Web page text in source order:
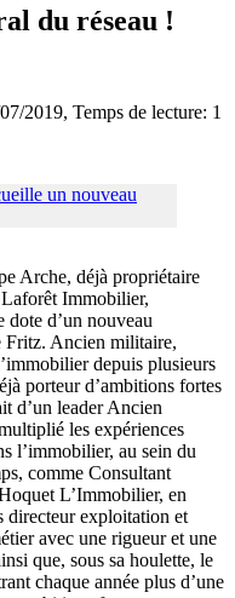
du réseau !
2019, Temps de lecture: 1
Arche, déjà propriétaire
Immobilier,
dote d’un nouveau
Fritz. Ancien militaire,
depuis plusieurs
porteur d’ambitions fortes
d’un leader Ancien
les expériences
l’immobilier, au sein du
comme Consultant
L’Immobilier, en
directeur exploitation et
avec une rigueur et une
que, sous sa houlette, le
chaque année plus d’une